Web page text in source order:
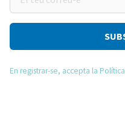
teu
correu-
En registrar-se, accepta la